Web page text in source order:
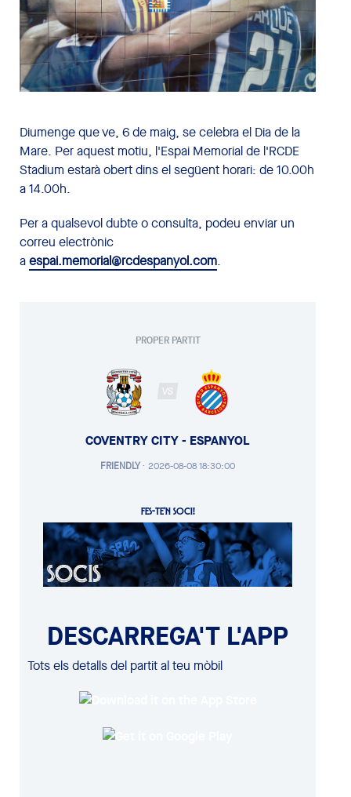
Diumenge que ve, 6 de maig, se celebra el Dia de la
Mare. Per aquest motiu, l'Espai Memorial de l'RCDE
Stadium estarà obert dins el següent horari: de 10.00h
a 14.00h.
Per a qualsevol dubte o consulta, podeu enviar un
correu electrònic
aespai.memorial@rcdespanyol.com.
PROPER PARTIT
VS
COVENTRY CITY - ESPANYOL
FRIENDLY· 2026-08-08 18:30:00
FES-TE'N SOCI!
DESCARREGA'T L'APP
Tots els detalls del partit al teu mòbil